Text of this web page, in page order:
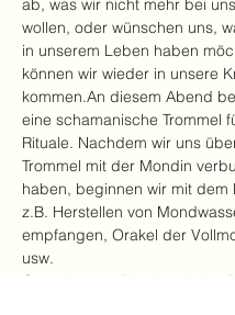
ab, was wir nicht mehr bei
wollen, oder wünschen uns,
in unserem Leben haben
können wir wieder in unsere
kommen.An diesem Abend
eine schamanische Trommel
Rituale. Nachdem wir uns
Trommel mit der Mondin
haben, beginnen wir mit dem
z.B. Herstellen von
empfangen, Orakel der
usw.
Gemeinsame Rituale mit der